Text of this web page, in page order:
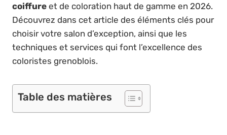
coiffure et de coloration haut de gamme en 2026.
Découvrez dans cet article des éléments clés pour
choisir votre salon d’exception, ainsi que les
techniques et services qui font l’excellence des
coloristes grenoblois.
Table des matières